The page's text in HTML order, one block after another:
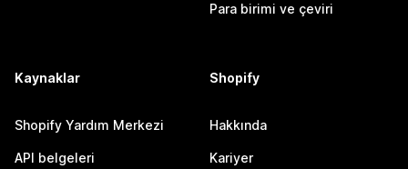
Para birimi ve çeviri
Kaynaklar
Shopify Yardım Merkezi
API belgeleri
Shopify
Hakkında
Kariyer